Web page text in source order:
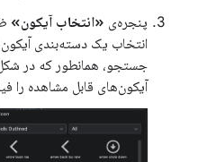
پنجره‌ی «انتخاب آیکون»
انتخاب یک دسته‌بندی آیکون
آیکون‌های قابل مشاهده را